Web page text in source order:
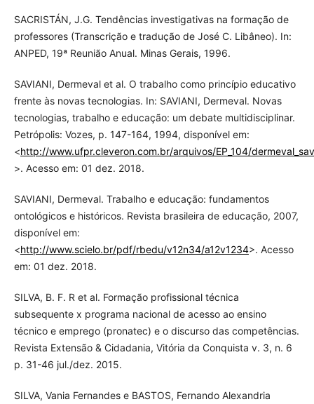
SACRISTÁN, J.G. Tendências investigativas na formação de
professores (Transcrição e tradução de José C. Libâneo). In:
ANPED, 19ª Reunião Anual. Minas Gerais, 1996.
SAVIANI, Dermeval et al. O trabalho como princípio educativo
frente às novas tecnologias. In: SAVIANI, Dermeval. Novas
tecnologias, trabalho e educação: um debate multidisciplinar.
Petrópolis: Vozes, p. 147-164, 1994, disponível em:
<http://www.ufpr.cleveron.com.br/arquivos/EP_104/
>. Acesso em: 01 dez. 2018.
SAVIANI, Dermeval. Trabalho e educação: fundamentos
ontológicos e históricos. Revista brasileira de educação, 2007,
disponível em:
<http://www.scielo.br/pdf/rbedu/v12n34/a12v1234>. Acesso
em: 01 dez. 2018.
SILVA, B. F. R et al. Formação profissional técnica
subsequente x programa nacional de acesso ao ensino
técnico e emprego (pronatec) e o discurso das competências.
Revista Extensão & Cidadania, Vitória da Conquista v. 3, n. 6
p. 31-46 jul./dez. 2015.
SILVA, Vania Fernandes e BASTOS, Fernando Alexandria